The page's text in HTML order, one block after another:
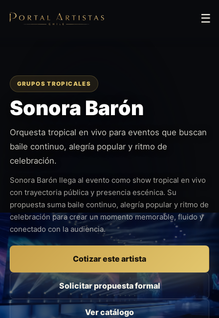
☰
GRUPOS TROPICALES
Sonora Barón
Orquesta tropical en vivo para eventos que buscan
baile continuo, alegría popular y ritmo de
celebración.
Sonora Barón llega al evento como show tropical en vivo
con trayectoria pública y presencia escénica. Su
propuesta suma baile continuo, alegría popular y ritmo de
celebración para crear un momento memorable, fluido y
conectado con la audiencia.
Cotizar este artista
Solicitar propuesta formal
Ver catálogo